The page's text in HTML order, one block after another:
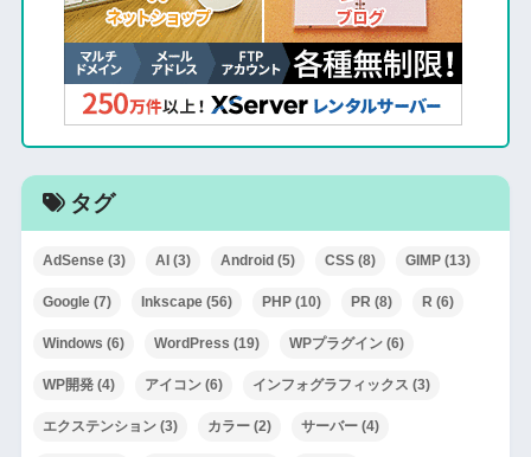
タグ
AdSense(3) AI(3) Android(5) CSS(8) GIMP(13)
Google(7) Inkscape(56) PHP(10) PR (8) R (6)
Windows (6) WordPress (19) WPプラグイン(6)
WP開発(4) アイコン(6) インフォグラフィックス (3)
エクステンション(3) カラー(2) サーバー(4)